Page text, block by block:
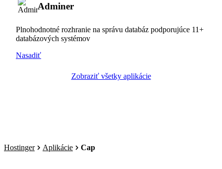
Adminer
Plnohodnotné rozhranie na správu databáz podporujúce 11+
databázových systémov
Nasadiť
Zobraziť všetky aplikácie
Hostinger Aplikácie Cap